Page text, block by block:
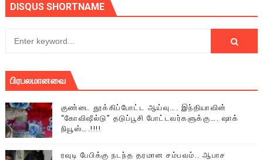
DISQUS SHORTNAME
பிரபலமானவை
குண்டை தூக்கிப்போட்ட ஆய்வு…. இந்தியாவின்
“கோவிஷீல்டு” தடுப்பூசி போட்டவர்களுக்கு…. ஷாக்
நியூஸ்….!!!!
ரவுடி பேபிக்கு நடந்த தரமான சம்பவம்.. ஆபாச